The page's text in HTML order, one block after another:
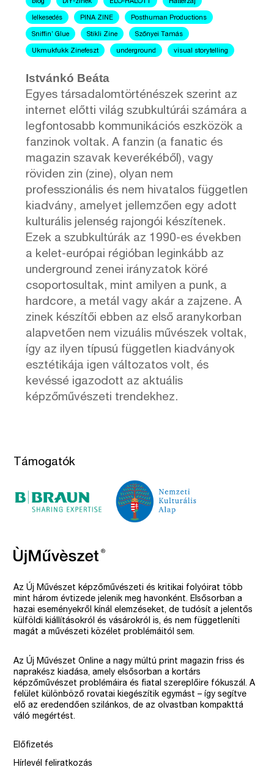
blog DIY-zinek ÉLŐ-HALOTT Háttérzaj
lelkesedés PINA ZINE Posthuman Productions
Sniffin’ Glue Stikli Zine Szőnyei Tamás
Ukmukfukk Zinefeszt underground visual storytelling
Istvánkó Beáta
Egyes társadalomtörténészek szerint az
internet előtti világ szubkultúrái számára a
legfontosabb kommunikációs eszközök a
fanzinok voltak. A fanzin (a fanatic és
magazin szavak keverékéből), vagy
röviden zin (zine), olyan nem
professzionális és nem hivatalos független
kiadvány, amelyet jellemzően egy adott
kulturális jelenség rajongói készítenek.
Ezek a szubkultúrák az 1990-es években
a kelet-európai régióban leginkább az
underground zenei irányzatok köré
csoportosultak, mint amilyen a punk, a
hardcore, a metál vagy akár a zajzene. A
zinek készítői ebben az első aranykorban
alapvetően nem vizuális művészek voltak,
így az ilyen típusú független kiadványok
esztétikája igen változatos volt, és
kevéssé igazodott az aktuális
képzőművészeti trendekhez.
Támogatók
Az Új Művészet képzőművészeti és kritikai folyóirat több
mint három évtizede jelenik meg havonként. Elsősorban a
hazai eseményekről kínál elemzéseket, de tudósít a jelentős
külföldi kiállításokról és vásárokról is, és nem függetleníti
magát a művészeti közélet problémáitól sem.
Az Új Művészet Online a nagy múltú print magazin friss és
naprakész kiadása, amely elsősorban a kortárs
képzőművészet problémáira és fiatal szereplőire fókuszál. A
felület különböző rovatai kiegészítik egymást – így segítve
elő az eredendően szilánkos, de az olvastban kompakttá
váló megértést.
Előfizetés
Hírlevél feliratkozás